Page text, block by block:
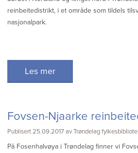
reinbeitedistrikt, i et område som tildels
nasjonalpark.
Les mer
Fovsen-Njaarke
Publisert 25.09.2017 av Trøndelag
På Fosenhalvøya i Trøndelag finner vi